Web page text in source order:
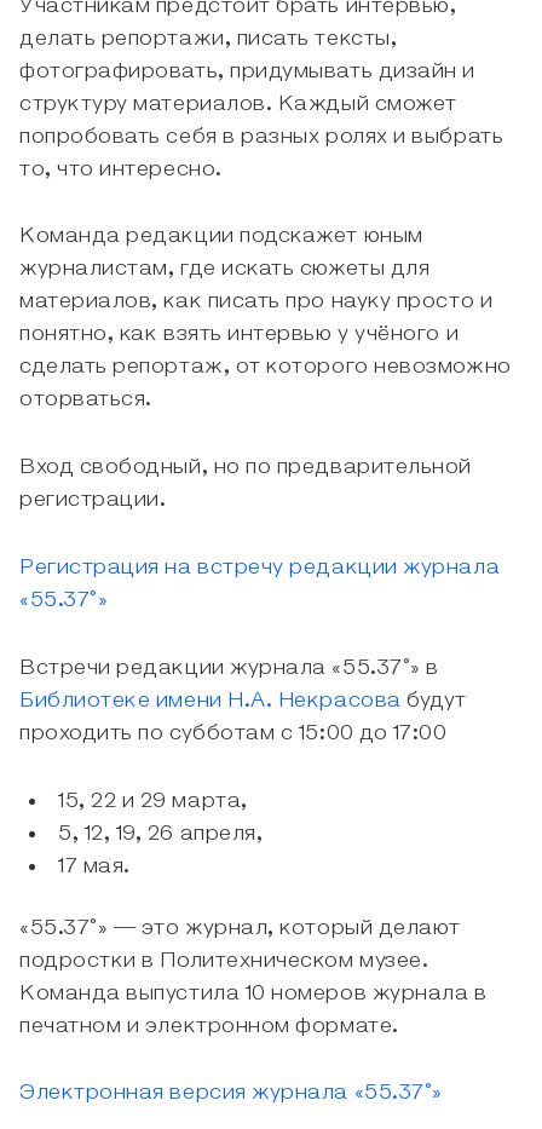
Участникам предстоит брать интервью,
делать репортажи, писать тексты,
фотографировать, придумывать дизайн и
структуру материалов. Каждый сможет
попробовать себя в разных ролях и выбрать
то, что интересно.
Команда редакции подскажет юным
журналистам, где искать сюжеты для
материалов, как писать про науку просто и
понятно, как взять интервью у учёного и
сделать репортаж, от которого невозможно
оторваться.
Вход свободный, но по предварительной
регистрации.
Регистрация на встречу редакции журнала
«55.37°»
Встречи редакции журнала «55.37°» в
Библиотеке имени Н.А. Некрасова будут
проходить по субботам с 15:00 до 17:00
15, 22 и 29 марта,
5, 12, 19, 26 апреля,
17 мая.
«55.37°» — это журнал, который делают
подростки в Политехническом музее.
Команда выпустила 10 номеров журнала в
печатном и электронном формате.
Электронная версия журнала «55.37°»